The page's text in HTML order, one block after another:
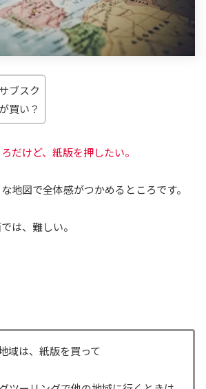
ブスク
買い？
だけど、紙版を押したい。
地図で全体感がつかめるところです。
は、難しい。
域は、紙版を買って